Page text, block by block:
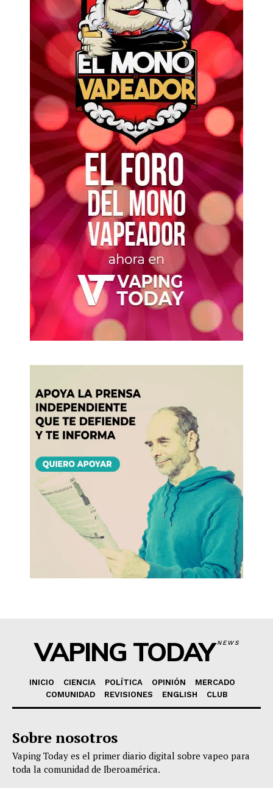
VAPING TODAYNEWS
INICIO CIENCIA POLÍTICA OPINIÓN
MERCADO
COMUNIDAD
REVISIONES ENGLISH CLUB
Sobre nosotros
Vaping Today es el primer diario digital sobre vapeo para
toda la comunidad de Iberoamérica.